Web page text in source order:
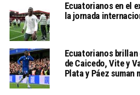
Ecuatorianos en el
la jornada
Ecuatorianos
de Caicedo, Vite y
Plata y Páez suman